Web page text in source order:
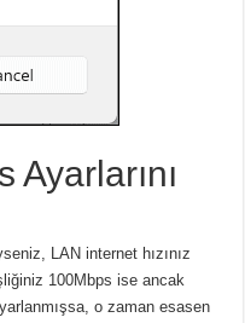
Ayarlarını
LAN internet hızınız
100Mbps ise ancak
o zaman esasen